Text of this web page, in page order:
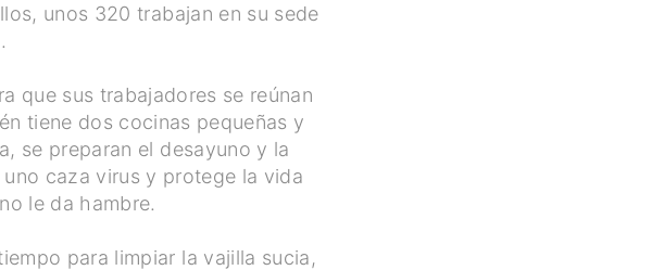
unos 320 trabajan en su sede
que sus trabajadores se reúnan
tiene dos cocinas pequeñas y
se preparan el desayuno y la
caza virus y protege la vida
le da hambre.
para limpiar la vajilla sucia,